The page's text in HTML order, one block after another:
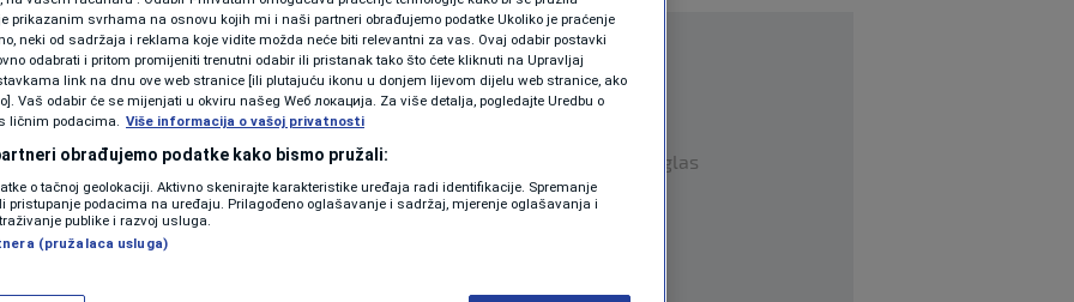
SHOWBIZ
KOLUMNE
PODCAST
HRVATSKE
PRVENSTVO
Hrvatsku zbog zastave Herceg-
ceremonije dodjele medalja
| 1
bez fašizma: Zastava NDH se
na dočeku rukometašima Hrvatske
Oglas
prikazanim svrhama na osnovu kojih mi i naši partneri obrađujemo podatke Ukoliko je praćenje
neki od sadržaja i reklama koje vidite možda neće biti relevantni za vas. Ovaj odabir postavki
odabrati i pritom promijeniti trenutni odabir ili pristanak tako što ćete kliknuti na Upravljaj
link na dnu ove web stranice [ili plutajuću ikonu u donjem lijevom dijelu web stranice, ako
Vaš odabir će se mijenjati u okviru našeg Wеб локација. Za više detalja, pogledajte Uredbu o
ličnim podacima.
Više informacija o vašoj privatnosti
obrađujemo podatke kako bismo pružali:
o tačnoj geolokaciji. Aktivno skenirajte karakteristike uređaja radi identifikacije. Spremanje
pristupanje podacima na uređaju. Prilagođeno oglašavanje i sadržaj, mjerenje oglašavanja i
publike i razvoj usluga.
(pružalaca usluga)